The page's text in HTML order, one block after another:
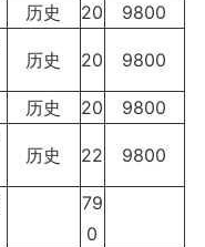
历史 20 9800
历史 20 9800
历史 20 9800
历史 22 9800
79
0